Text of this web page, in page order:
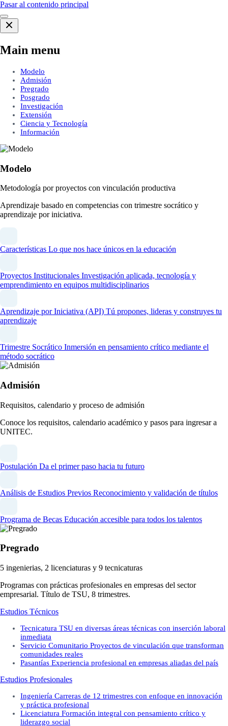
Pasar al contenido principal
Main menu
Modelo
Admisión
Pregrado
Posgrado
Investigación
Extensión
Ciencia y Tecnología
Información
Modelo
Metodología por proyectos con vinculación productiva
Aprendizaje basado en competencias con trimestre socrático y
aprendizaje por iniciativa.
Características Lo que nos hace únicos en la educación
Proyectos Institucionales Investigación aplicada, tecnología y
emprendimiento en equipos multidisciplinarios
Aprendizaje por Iniciativa (API) Tú propones, lideras y construyes tu
aprendizaje
Trimestre Socrático Inmersión en pensamiento crítico mediante el
método socrático
Admisión
Requisitos, calendario y proceso de admisión
Conoce los requisitos, calendario académico y pasos para ingresar a
UNITEC.
Postulación Da el primer paso hacia tu futuro
Análisis de Estudios Previos Reconocimiento y validación de títulos
Programa de Becas Educación accesible para todos los talentos
Pregrado
5 ingenierias, 2 licenciaturas y 9 tecnicaturas
Programas con prácticas profesionales en empresas del sector
empresarial. Título de TSU, 8 trimestres.
Estudios Técnicos
Tecnicatura TSU en diversas áreas técnicas con inserción laboral
inmediata
Servicio Comunitario Proyectos de vinculación que transforman
comunidades reales
Pasantías Experiencia profesional en empresas aliadas del país
Estudios Profesionales
Ingeniería Carreras de 12 trimestres con enfoque en innovación
y práctica profesional
Licenciatura Formación integral con pensamiento crítico y
liderazgo social